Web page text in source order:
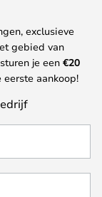
exclusieve
gebied van
je een €20
aankoop!